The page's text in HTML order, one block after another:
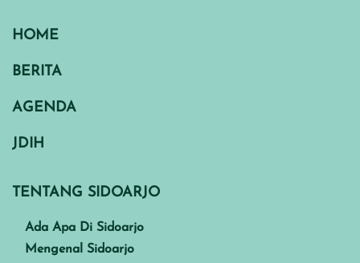
HOME
BERITA
AGENDA
JDIH
TENTANG SIDOARJO
Ada Apa Di Sidoarjo
Mengenal Sidoarjo